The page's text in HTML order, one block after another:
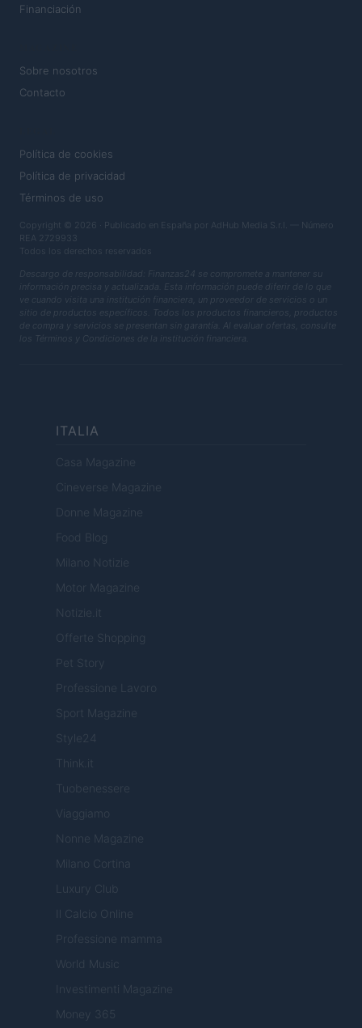
Financiación
Sobre nosotros
Contacto
Política de cookies
Política de privacidad
Términos de uso
Copyright © 2026 · Publicado en España por AdHub Media S.r.l. — Número
REA 2729933
Todos los derechos reservados
Descargo de responsabilidad: Finanzas24 se compromete a mantener su
información precisa y actualizada. Esta información puede diferir de lo que
ve cuando visita una institución financiera, un proveedor de servicios o un
sitio de productos específicos. Todos los productos financieros, productos
de compra y servicios se presentan sin garantía. Al evaluar ofertas, consulte
los Términos y Condiciones de la institución financiera.
ITALIA
Casa Magazine
Cineverse Magazine
Donne Magazine
Food Blog
Milano Notizie
Motor Magazine
Notizie.it
Offerte Shopping
Pet Story
Professione Lavoro
Sport Magazine
Style24
Think.it
Tuobenessere
Viaggiamo
Nonne Magazine
Milano Cortina
Luxury Club
Il Calcio Online
Professione mamma
World Music
Investimenti Magazine
Money 365